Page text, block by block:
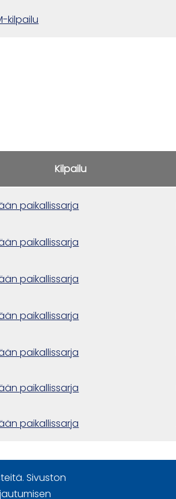
kilpailu
Kilpailu
paikallissarja
paikallissarja
paikallissarja
paikallissarja
paikallissarja
paikallissarja
paikallissarja
Sivuston